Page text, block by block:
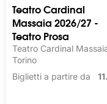
Teatro Cardinal
Massaia 2026/27 -
Teatro Prosa
Teatro Cardinal
Torino
Biglietti a partire da